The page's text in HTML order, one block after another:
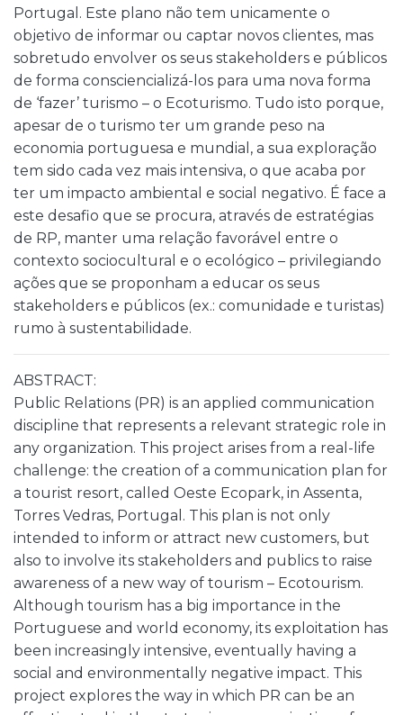
Portugal. Este plano não tem unicamente o
objetivo de informar ou captar novos clientes, mas
sobretudo envolver os seus stakeholders e públicos
de forma consciencializá-los para uma nova forma
de ‘fazer’ turismo – o Ecoturismo. Tudo isto porque,
apesar de o turismo ter um grande peso na
economia portuguesa e mundial, a sua exploração
tem sido cada vez mais intensiva, o que acaba por
ter um impacto ambiental e social negativo. É face a
este desafio que se procura, através de estratégias
de RP, manter uma relação favorável entre o
contexto sociocultural e o ecológico – privilegiando
ações que se proponham a educar os seus
stakeholders e públicos (ex.: comunidade e turistas)
rumo à sustentabilidade.
ABSTRACT:
Public Relations (PR) is an applied communication
discipline that represents a relevant strategic role in
any organization. This project arises from a real-life
challenge: the creation of a communication plan for
a tourist resort, called Oeste Ecopark, in Assenta,
Torres Vedras, Portugal. This plan is not only
intended to inform or attract new customers, but
also to involve its stakeholders and publics to raise
awareness of a new way of tourism – Ecotourism.
Although tourism has a big importance in the
Portuguese and world economy, its exploitation has
been increasingly intensive, eventually having a
social and environmentally negative impact. This
project explores the way in which PR can be an